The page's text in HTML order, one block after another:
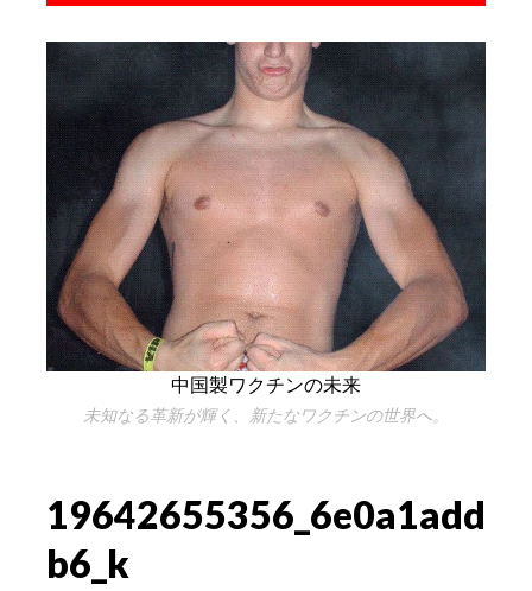
中国製ワクチンの未来
未知なる革新が輝く、新たなワクチンの世界へ。
19642655356_6e0a1add
b6_k